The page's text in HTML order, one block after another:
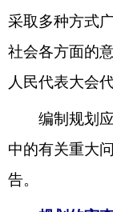
采取多种方式
社会各方面的
人民代表大会
编制规划应
中的有关重大
告。